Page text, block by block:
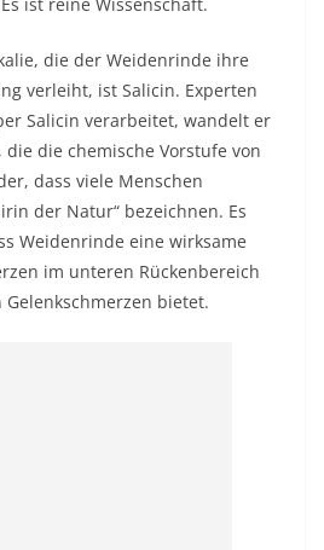
die der Weidenrinde ihre
verleiht, ist Salicin. Experten
Salicin verarbeitet, wandelt er
die chemische Vorstufe von
dass viele Menschen
der Natur“ bezeichnen. Es
Weidenrinde eine wirksame
im unteren Rückenbereich
bietet.